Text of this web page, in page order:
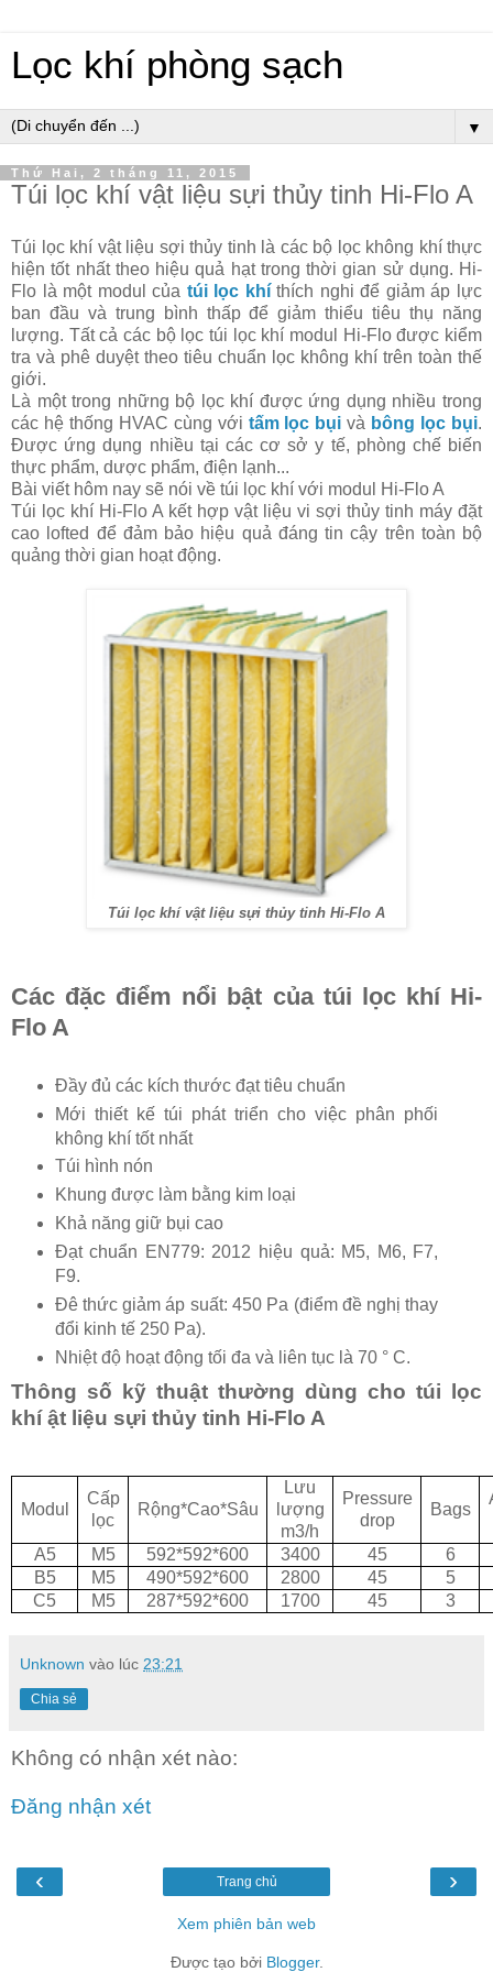
Lọc khí phòng sạch
▼
Thứ Hai, 2 tháng 11, 2015
Túi lọc khí vật liệu sựi thủy tinh Hi-Flo A
Túi lọc khí vật liệu sợi thủy tinh là các bộ lọc không khí thực
hiện tốt nhất theo hiệu quả hạt trong thời gian sử dụng. Hi-
Flo là một modul của túi lọc khíthích nghi để giảm áp lực
ban đầu và trung bình thấp để giảm thiểu tiêu thụ năng
lượng. Tất cả các bộ lọc túi lọc khí modul Hi-Flo được kiểm
tra và phê duyệt theo tiêu chuẩn lọc không khí trên toàn thế
giới.
Là một trong những bộ lọc khí được ứng dụng nhiều trong
các hệ thống HVAC cùng với tấm lọc bụi và bông lọc bụi.
Được ứng dụng nhiều tại các cơ sở y tế, phòng chế biến
thực phẩm, dược phẩm, điện lạnh...
Bài viết hôm nay sẽ nói về túi lọc khí với modul Hi-Flo A
Túi lọc khí Hi-Flo A kết hợp vật liệu vi sợi thủy tinh máy đặt
cao lofted để đảm bảo hiệu quả đáng tin cậy trên toàn bộ
quảng thời gian hoạt động.
Túi lọc khí vật liệu sựi thủy tinh Hi-Flo A
Các đặc điểm nổi bật của túi lọc khí Hi-
Flo A
Đầy đủ các kích thước đạt tiêu chuẩn
Mới thiết kế túi phát triển cho việc phân phối
không khí tốt nhất
Túi hình nón
Khung được làm bằng kim loại
Khả năng giữ bụi cao
Đạt chuẩn EN779: 2012 hiệu quả: M5, M6, F7,
F9.
Đê thức giảm áp suất: 450 Pa (điểm đề nghị thay
đổi kinh tế 250 Pa).
Nhiệt độ hoạt động tối đa và liên tục là 70 ° C.
Thông số kỹ thuật thường dùng cho túi lọc
khí ật liệu sựi thủy tinh Hi-Flo A
Modul
Cấp
lọc
Rộng*Cao*Sâu
Lưu
lượng
m3/h
Pressure
drop
Bags
A5 M5 592*592*600 3400 45
6
B5
M5 490*592*600 2800 45
5
C5
M5 287*592*600 1700 45 3
Unknown vào lúc 23:21
Chia sẻ
Không có nhận xét nào:
Đăng nhận xét
‹ ›
Trang chủ
Xem phiên bản web
Được tạo bởi Blogger.